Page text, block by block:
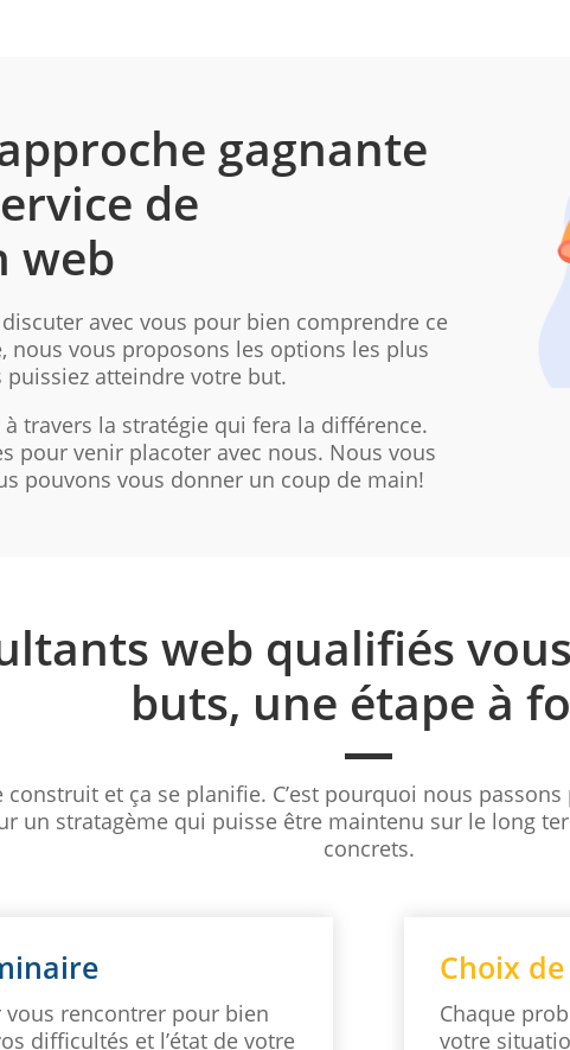
gagnante
de
web
avec vous pour bien comprendre ce
nous vous proposons les options les plus
atteindre votre but.
travers la stratégie qui fera la différence.
pour venir placoter avec nous. Nous vous
pouvons vous donner un coup de main!
web qualifiés
buts, une étape à
construit et ça se planifie. C’est pourquoi nous
un stratagème qui puisse être maintenu sur le long
concrets.
rencontrer pour bien
difficultés et l’état de votre
Choix
Chaque
votre